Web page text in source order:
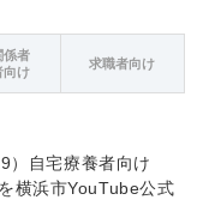
係者
向け
求職者向け
）自宅療養者向け
横浜市YouTube公式